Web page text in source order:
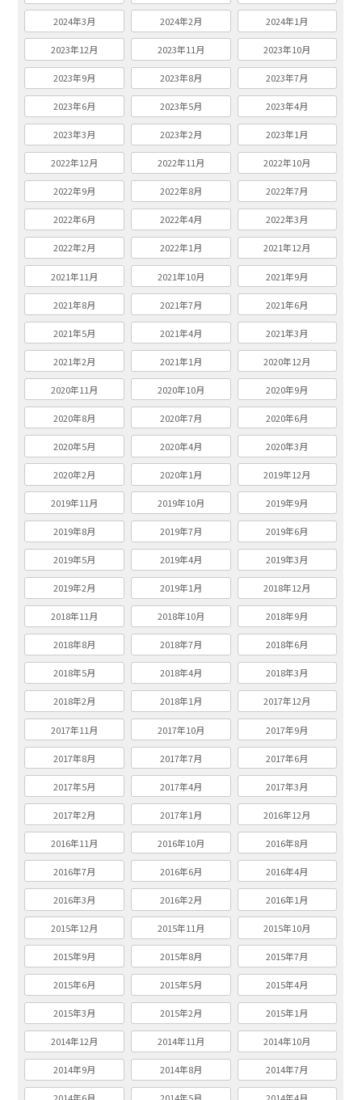
2024年3月 2024年2月 2024年1月
2023年12月 2023年11月 2023年10月
2023年9月 2023年8月 2023年7月
2023年6月 2023年5月 2023年4月
2023年3月 2023年2月 2023年1月
2022年12月 2022年11月 2022年10月
2022年9月 2022年8月 2022年7月
2022年6月 2022年4月 2022年3月
2022年2月 2022年1月 2021年12月
2021年11月 2021年10月 2021年9月
2021年8月 2021年7月 2021年6月
2021年5月 2021年4月 2021年3月
2021年2月 2021年1月 2020年12月
2020年11月 2020年10月 2020年9月
2020年8月 2020年7月 2020年6月
2020年5月 2020年4月 2020年3月
2020年2月 2020年1月 2019年12月
2019年11月 2019年10月 2019年9月
2019年8月 2019年7月 2019年6月
2019年5月 2019年4月 2019年3月
2019年2月 2019年1月 2018年12月
2018年11月 2018年10月 2018年9月
2018年8月 2018年7月 2018年6月
2018年5月 2018年4月 2018年3月
2018年2月 2018年1月 2017年12月
2017年11月 2017年10月 2017年9月
2017年8月 2017年7月 2017年6月
2017年5月 2017年4月 2017年3月
2017年2月 2017年1月 2016年12月
2016年11月 2016年10月 2016年8月
2016年7月 2016年6月 2016年4月
2016年3月 2016年2月 2016年1月
2015年12月 2015年11月 2015年10月
2015年9月 2015年8月 2015年7月
2015年6月 2015年5月 2015年4月
2015年3月 2015年2月 2015年1月
2014年12月 2014年11月 2014年10月
2014年9月 2014年8月 2014年7月